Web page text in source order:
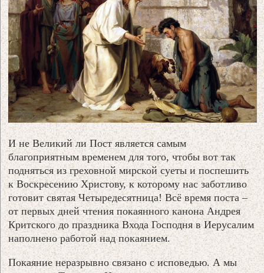
И не Великий ли Пост является самым
благоприятным временем для того, чтобы вот так
подняться из греховной мирской суеты и поспешить
к Воскресению Христову, к которому нас заботливо
готовит святая Четыредесятница! Всё время поста –
от первых дней чтения покаянного канона Андрея
Критского до праздника Входа Господня в Иерусалим
наполнено работой над покаянием.
Покаяние неразрывно связано с исповедью. А мы